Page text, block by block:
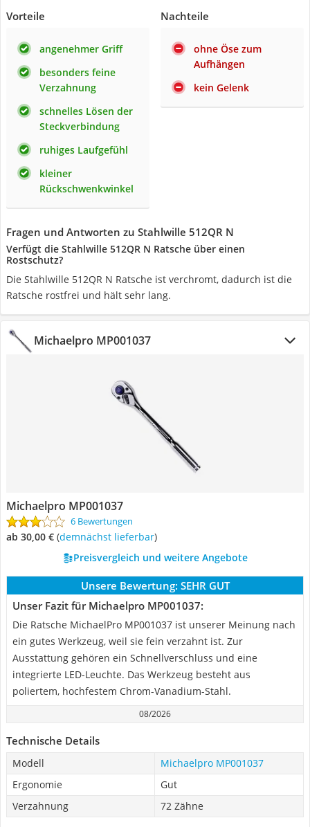
Vorteile
angenehmer Griff
besonders feine
Verzahnung
schnelles Lösen der
Steckverbindung
ruhiges Laufgefühl
kleiner
Rückschwenkwinkel
Nachteile
ohne Öse zum
Aufhängen
kein Gelenk
Fragen und Antworten zu Stahlwille 512QR N
Verfügt die Stahlwille 512QR N Ratsche über einen
Rostschutz?
Die Stahlwille 512QR N Ratsche ist verchromt, dadurch ist die
Ratsche rostfrei und hält sehr lang.
Michaelpro MP001037
Michaelpro MP001037
6 Bewertungen
ab 30,00 € ( Demnächst lieferbar)
Preisvergleich und weitere Angebote
Unsere Bewertung: SEHR GUT
Unser Fazit für Michaelpro MP001037:
Die Ratsche MichaelPro MP001037 ist unserer Meinung nach
ein gutes Werkzeug, weil sie fein verzahnt ist. Zur
Ausstattung gehören ein Schnellverschluss und eine
integrierte LED-Leuchte. Das Werkzeug besteht aus
poliertem, hochfestem Chrom-Vanadium-Stahl.
08/2026
Technische Details
Modell
Michaelpro MP001037
Ergonomie
Gut
Verzahnung
72 Zähne